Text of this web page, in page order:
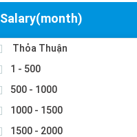
Salary(month)
Thỏa Thuận
1 - 500
500 - 1000
1000 - 1500
1500 - 2000